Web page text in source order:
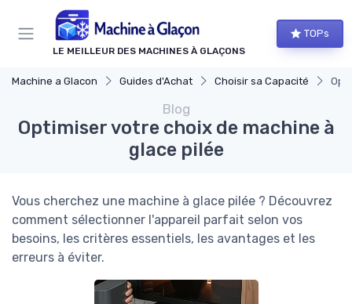
LE MEILLEUR DES MACHINES À GLAÇONS
TOPs
Machine a Glacon Guides d'Achat Choisir sa Capacité
Blog
Optimiser votre choix de machine à
glace pilée
Vous cherchez une machine à glace pilée ? Découvrez
comment sélectionner l'appareil parfait selon vos
besoins, les critères essentiels, les avantages et les
erreurs à éviter.
Panneau de gestion des cookies